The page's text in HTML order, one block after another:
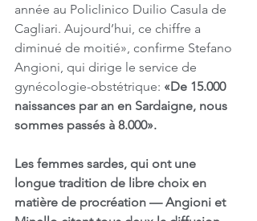
année au Policlinico Duilio Casula de
Cagliari. Aujourd’hui, ce chiffre a
diminué de moitié», confirme Stefano
Angioni, qui dirige le service de
gynécologie-obstétrique: «De 15.000
naissances par an en Sardaigne, nous
sommes passés à 8.000».
Les femmes sardes, qui ont une
longue tradition de libre choix en
matière de procréation — Angioni et